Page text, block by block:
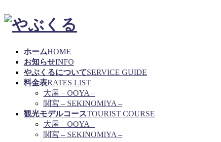
ホームHOME
お知らせINFO
やぶくるについてSERVICE GUIDE
料金表RATES LIST
大屋 – OOYA –
関宮 – SEKINOMIYA –
観光モデルコースTOURIST COURSE
大屋 – OOYA –
関宮 – SEKINOMIYA –